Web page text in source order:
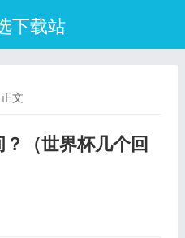
下载站
文
（世界杯几个回